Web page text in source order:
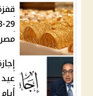
مصر |